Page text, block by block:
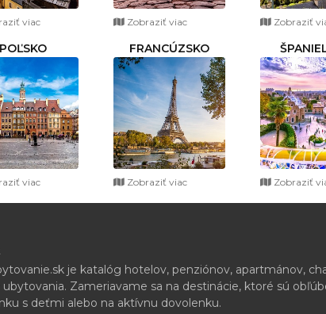
viac Zobraziť viac Zobraziť
POĽSKO
viac
FRANCÚZSKO
Zobraziť viac Zobraziť
je katalóg hotelov, penziónov, apartmánov,
Zameriavame sa na destinácie, ktoré sú
s deťmi alebo na aktívnu dovolenku.